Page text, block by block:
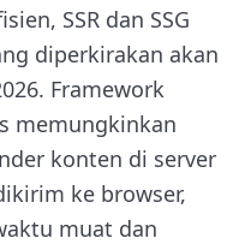
SSR dan SSG
diperkirakan akan
Framework
memungkinkan
konten di server
ke browser,
muat dan